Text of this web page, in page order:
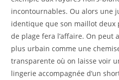
incontournables. Ou alors une
identique que son maillot deux
de plage fera l’affaire. On peut
plus urbain comme une
transparente où on laisse voir
lingerie accompagnée d’un